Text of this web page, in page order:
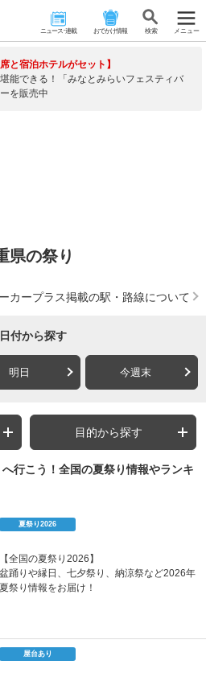
ニュース･連載 おでかけ情報 検 索 メニュー
と宿泊ホテルがセット】
能できる！「みなとみらいフェスティバ
を販売中
県の祭り
カープラス掲載の駅・路線について
日付から探す
明日 今週末
目的から探す
へ行こう！全国の夏祭り情報やランキ
夏祭り2026
【全国の夏祭り2026】
盆踊りや縁日、七夕祭り、納涼祭など2026年
夏祭り情報をお届け！
屋台あり